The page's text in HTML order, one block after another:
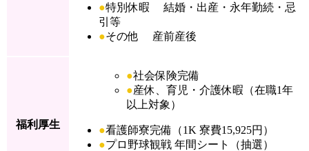
●特別休暇 結婚・出産・永年勤続・忌
引等
●その他 産前産後
福利厚生
●社会保険完備
●産休、育児・介護休暇（在職1年
以上対象）
●看護師寮完備（1K 寮費15,925円）
●プロ野球観戦 年間シート（抽選）